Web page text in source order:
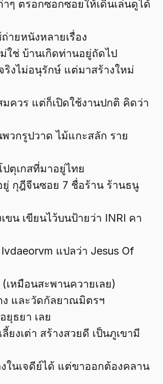
ๆ ตรอกซอกซอยให้เดินเล่นดูได้
ายหนังหลายเรื่อง
ใช่ บ้านเกิดท่านอยู่ถัดไป
งไม่อนุรักษ์ แต่มาสร้างใหม่
มควร แต่ก็เปิดใช้งานปกติ คิดว่า
พวกรูปวาด ไม้แกะสลัก ราย
ตุเกสที่มาอยู่ไทย
กุฎีจีนซอย 7 ชื่อร้าน ร้านธนู
ขน เขียนไว้บนป้ายว่า INRI คา
แปลว่า Jesus Of
หมือนสะพานควายเลย)
ง และวัดกัลยาณมิตรฯ
ธยา เลย
ยงเต่า สร้างสวยดี เป็นภูเขามี
ในเจดีย์ได้ แต่ขาออกต้องคลาน